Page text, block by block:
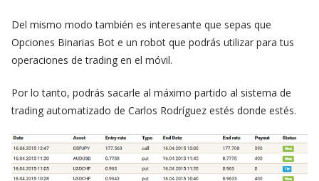
Del mismo modo también es interesante que sepas que
Opciones Binarias Bot e un robot que podrás utilizar para tus
operaciones de trading en el móvil.
Por lo tanto, podrás sacarle al máximo partido al sistema de
trading automatizado de Carlos Rodríguez estés donde estés.